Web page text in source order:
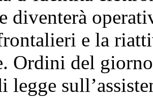
diventerà
e la
Ordini del
legge